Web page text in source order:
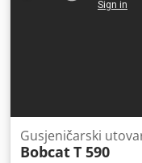
Gusjeničarski
BobcatT 590